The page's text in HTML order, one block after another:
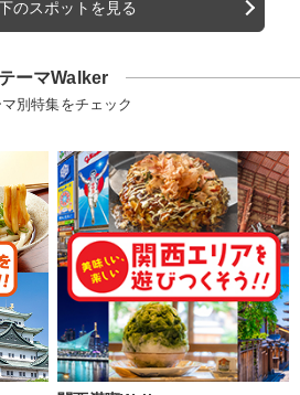
のスポットを見る
テーマWalker
別特集をチェック